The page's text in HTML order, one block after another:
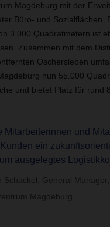
Magdeburg mit der
Büro- und Sozialflächen.
3.000 Quadratmetern ist
Zusammen mit dem
Oschersleben
nun 55.000
und bietet Platz für rund
Mitarbeiterinnen und
ein
ausgelegtes
Schäckel, General
Magdeburg